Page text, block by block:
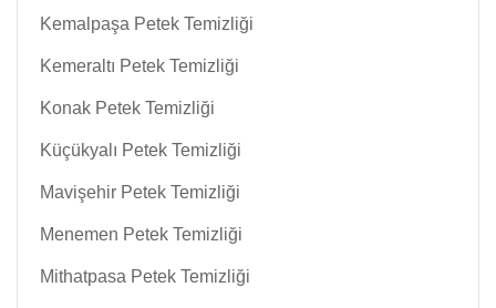
Kemalpaşa Petek Temizliği
Kemeraltı Petek Temizliği
Konak Petek Temizliği
Küçükyalı Petek Temizliği
Mavişehir Petek Temizliği
Menemen Petek Temizliği
Mithatpasa Petek Temizliği